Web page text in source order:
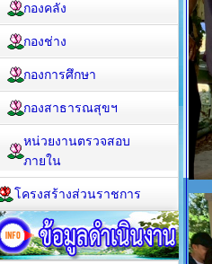
กองคลัง
กองช่าง
กองการศึกษา
กองสาธารณสุขฯ
หน่วยงานตรวจสอบ
ภายใน
โครงสร้างส่วนราชการ